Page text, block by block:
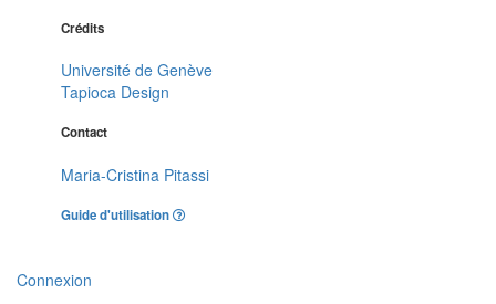
Crédits
Université de Genève
Tapioca Design
Contact
Maria-Cristina Pitassi
Guide d'utilisation
Connexion